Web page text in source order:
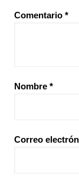
Comentario *
Nombre *
Correo